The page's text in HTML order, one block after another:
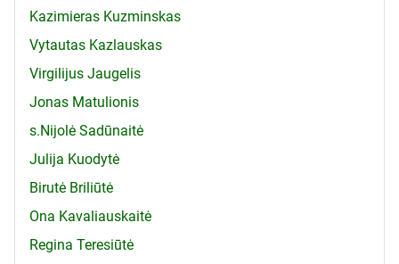
Kazimieras Kuzminskas
Vytautas Kazlauskas
Virgilijus Jaugelis
Jonas Matulionis
s.Nijolė Sadūnaitė
Julija Kuodytė
Birutė Briliūtė
Ona Kavaliauskaitė
Regina Teresiūtė